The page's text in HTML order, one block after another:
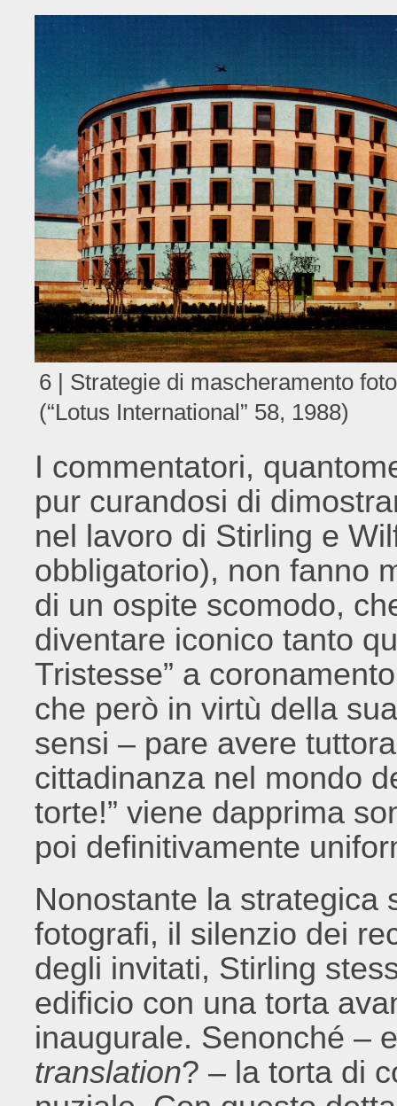
6 | Strategie di mascheramento
(“Lotus International” 58, 1988)
I commentatori,
pur curandosi di
nel lavoro di Stirling e
obbligatorio), non fanno
di un ospite scomodo,
diventare iconico tanto
Tristesse” a
che però in virtù della
sensi – pare avere
cittadinanza nel mondo
torte!” viene dapprima
poi definitivamente
Nonostante la strategica
fotografi, il silenzio dei
degli invitati, Stirling
edificio con una torta
inaugurale. Senonché –
translation? – la torta di